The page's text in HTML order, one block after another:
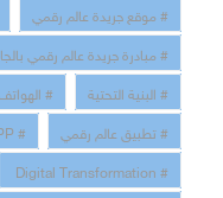
# موقع جريدة عالم رقمي
# مبادرة جريدة عالم رقمي
# البنية التحتية
#
# تطبيق عالم رقمي
# Alam Rakamy APP
# Digital Transformation